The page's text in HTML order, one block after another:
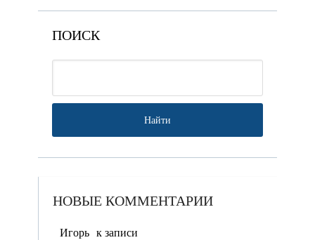
ПОИСК
НОВЫЕ КОММЕНТАРИИ
Игорь к записи